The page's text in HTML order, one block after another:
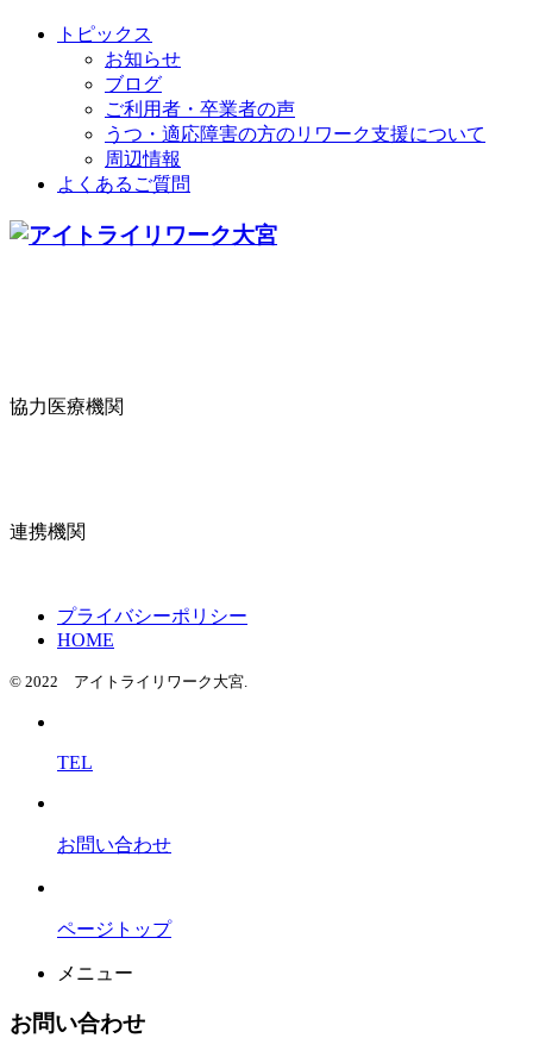
トピックス
お知らせ
ブログ
ご利用者・卒業者の声
うつ・適応障害の方のリワーク支援について
周辺情報
よくあるご質問
協力医療機関
連携機関
プライバシーポリシー
HOME
© 2022 アイトライリワーク大宮.
TEL
お問い合わせ
ページトップ
メニュー
お問い合わせ